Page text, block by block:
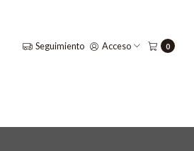
Seguimiento Acceso 0